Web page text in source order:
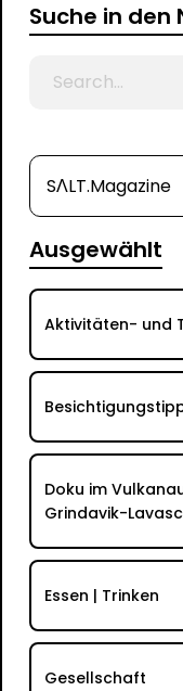
Suche in den
SΛLT.Magazine
Ausgewählt
Aktivitäten- und
Doku im
Grindavik-
Essen | Trinken
Gesellschaft